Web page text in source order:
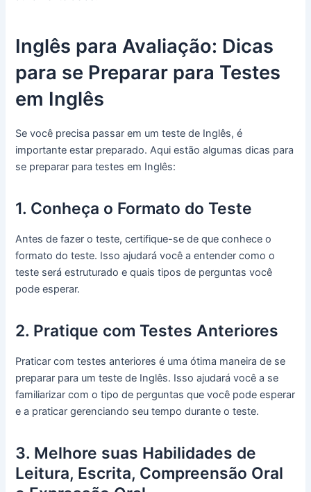
Inglês para Avaliação: Dicas
para se Preparar para Testes
em Inglês
Se você precisa passar em um teste de Inglês, é
importante estar preparado. Aqui estão algumas dicas para
se preparar para testes em Inglês:
1. Conheça o Formato do Teste
Antes de fazer o teste, certifique-se de que conhece o
formato do teste. Isso ajudará você a entender como o
teste será estruturado e quais tipos de perguntas você
pode esperar.
2. Pratique com Testes Anteriores
Praticar com testes anteriores é uma ótima maneira de se
preparar para um teste de Inglês. Isso ajudará você a se
familiarizar com o tipo de perguntas que você pode esperar
e a praticar gerenciando seu tempo durante o teste.
3. Melhore suas Habilidades de
Leitura, Escrita, Compreensão Oral